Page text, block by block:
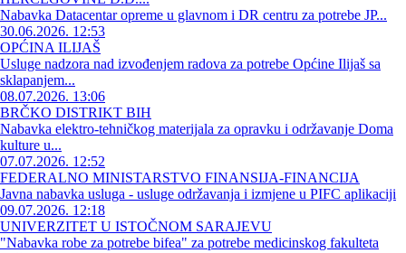
Nabavka Datacentar opreme u glavnom i DR centru za potrebe JP...
30.06.2026. 12:53
OPĆINA ILIJAŠ
Usluge nadzora nad izvođenjem radova za potrebe Općine Ilijaš sa
sklapanjem...
08.07.2026. 13:06
BRČKO DISTRIKT BIH
Nabavka elektro-tehničkog materijala za opravku i održavanje Doma
kulture u...
07.07.2026. 12:52
FEDERALNO MINISTARSTVO FINANSIJA-FINANCIJA
Javna nabavka usluga - usluge održavanja i izmjene u PIFC aplikaciji
09.07.2026. 12:18
UNIVERZITET U ISTOČNOM SARAJEVU
"Nabavka robe za potrebe bifea" za potrebe medicinskog fakulteta